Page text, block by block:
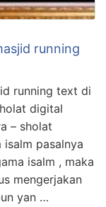
running
running text di
digital
– sholat
pasalnya
isalm , maka
mengerjakan
yan …